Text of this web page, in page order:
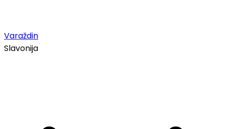
Varaždin
Slavonija